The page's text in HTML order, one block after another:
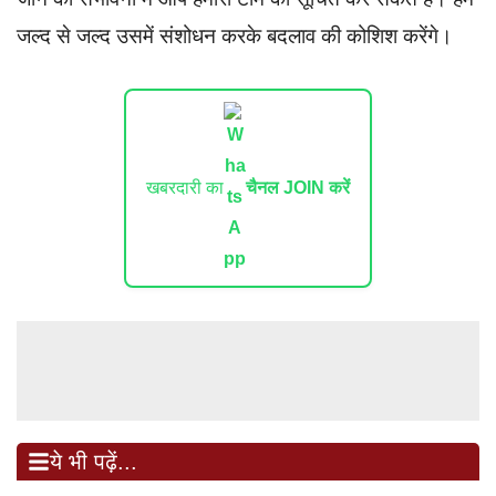
जल्द से जल्द उसमें संशोधन करके बदलाव की कोशिश करेंगे।
खबरदारी का चैनल JOIN करें
ये भी पढ़ें...